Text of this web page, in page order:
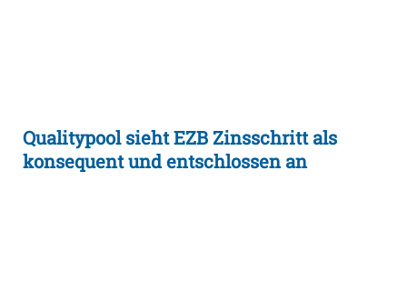
Qualitypool sieht EZB Zinsschritt als
konsequent und entschlossen an